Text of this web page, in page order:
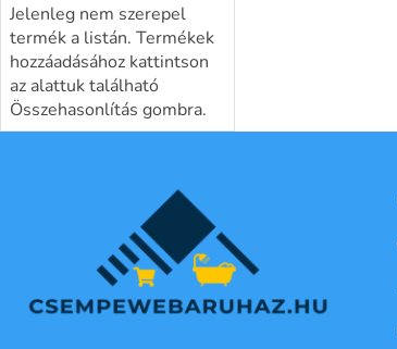
Jelenleg nem szerepel
termék a listán. Termékek
hozzáadásához kattintson
az alattuk található
Összehasonlítás gombra.